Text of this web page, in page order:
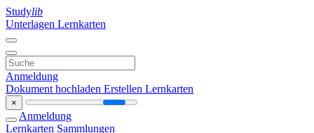
Studylib
Unterlagen Lernkarten
Anmeldung
Dokument hochladen Erstellen Lernkarten
×
Anmeldung
Lernkarten Sammlungen